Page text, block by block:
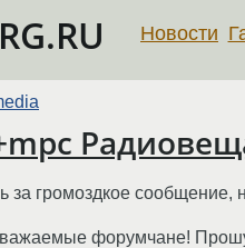
Новости
за громоздкое сообщение,
форумчане!